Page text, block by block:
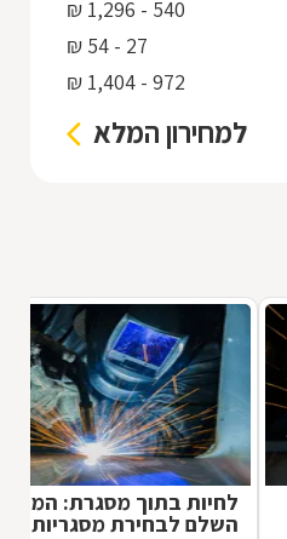
540 - 1,296 ₪
27 - 54 ₪
972 - 1,404 ₪
למחירון המלא
לחיות בתוך מסגרת: המדריך
השלם לבחירת מסגריות